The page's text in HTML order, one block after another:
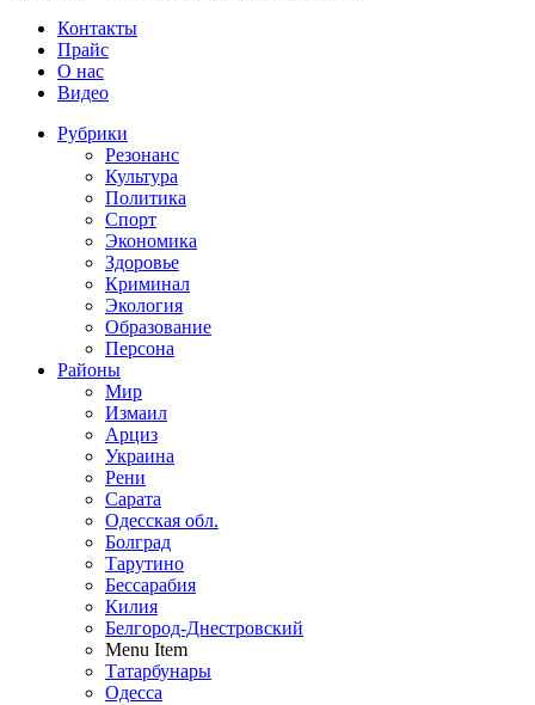
Контакты
Прайс
О нас
Видео
Рубрики
Резонанс
Культура
Политика
Спорт
Экономика
Здоровье
Криминал
Экология
Образование
Персона
Районы
Мир
Измаил
Арциз
Украина
Рени
Сарата
Одесская обл.
Болград
Тарутино
Бессарабия
Килия
Белгород-Днестровский
Menu Item
Татарбунары
Одесса